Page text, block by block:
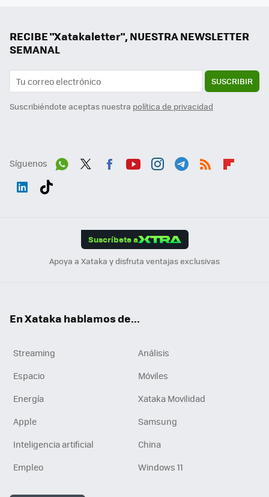
RECIBE "Xatakaletter", NUESTRA NEWSLETTER
SEMANAL
SUSCRIBIR
Suscribiéndote aceptas nuestra política de privacidad
Síguenos
Suscríbete a
Apoya a Xataka y disfruta ventajas exclusivas
En Xataka hablamos de...
Streaming
Análisis
Espacio
Móviles
Energía
Xataka Movilidad
Apple
Samsung
Inteligencia artificial
China
Empleo
Windows 11